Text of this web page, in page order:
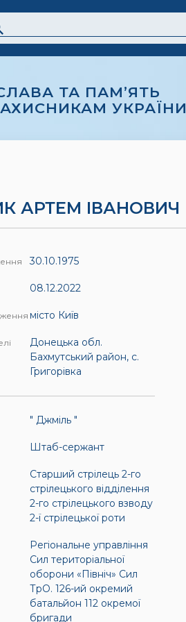
ТА ПАМ’ЯТЬ
УКРАЇНИ
АРТЕМ ІВАНОВИЧ
30.10.1975
08.12.2022
місто Київ
Донецька обл.
Бахмутський район, с.
Григорівка
" Джміль "
Штаб-сержант
Старший стрілець 2-го
стрілецького відділення
2-го стрілецького взводу
2-ї стрілецької роти
Регіональне управління
Сил територіальної
оборони «Північ» Сил
ТрО. 126-ий окремий
батальйон 112 окремої
бригади